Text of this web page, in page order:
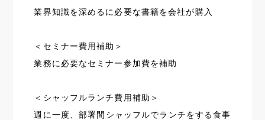
業界知識を深めるに必要な書籍を会社が購入
＜セミナー費用補助＞
業務に必要なセミナー参加費を補助
＜シャッフルランチ費用補助＞
週に一度、部署間シャッフルでランチをする食事